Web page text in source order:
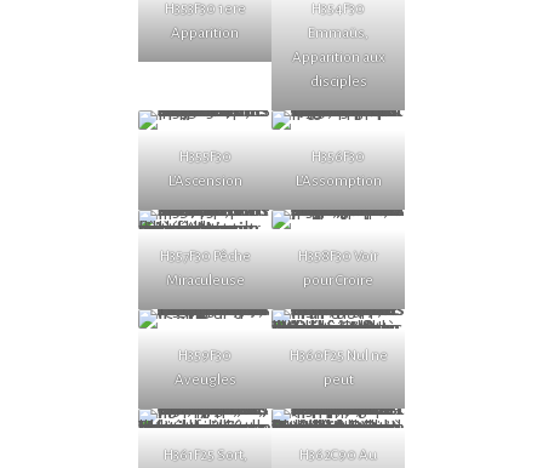
H353F30 1ere
Apparition
H354F30
Emmaüs,
Apparition aux
disciples
H355F30
L’Ascension
H356F30
L’Assomption
H357F30 Pêche
Miraculeuse
H358F30 Voir
pour Croire
H359F30
Aveugles
H360F25 Nul ne
peut
H361F25 Sort,
H362C90 Au